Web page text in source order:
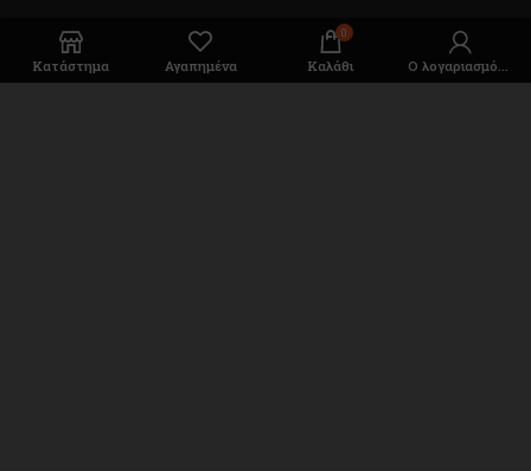
Κατάστημα Αγαπημένα
0
Καλάθι Ο λογαριασμός μου